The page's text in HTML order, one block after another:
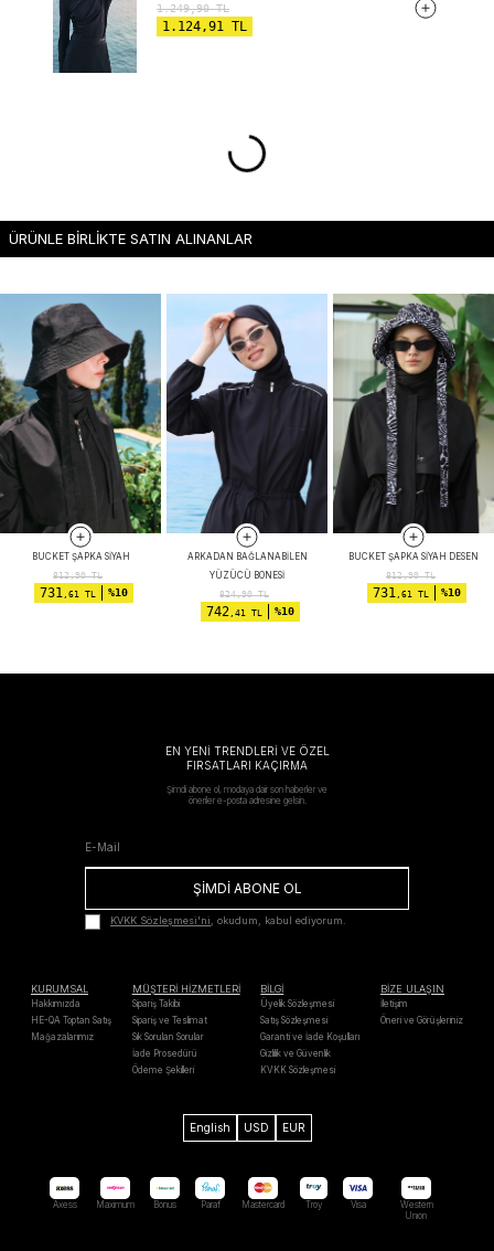
1.249,90TL
1.124,91 TL
ÜRÜNLE BİRLİKTE SATIN ALINANLAR
BUCKET ŞAPKA SIYAH
812,90TL
731,61 TL %10
ARKADAN BAĞLANABILEN
YÜZÜCÜ BONESI
824,90TL
742,41 TL %10
BUCKET ŞAPKA SIYAH DESEN
812,90TL
731,61 TL %10
EN YENİ TRENDLERİ VE ÖZEL
FIRSATLARI KAÇIRMA
Şimdi abone ol, modaya dair son haberler ve
öneriler e-posta adresine gelsin.
ŞİMDİ ABONE OL
KVKK Sözleşmesi'ni, okudum, kabul ediyorum.
KURUMSAL
Hakkımızda
HE-QA Toptan Satış
Mağazalarımız
MÜŞTERİ HİZMETLERİ
Sipariş Takibi
Sipariş ve Teslimat
Sık Sorulan Sorular
İade Prosedürü
Ödeme Şekilleri
BİLGİ
Üyelik Sözleşmesi
Satış Sözleşmesi
Garanti ve İade Koşulları
Gizlilik ve Güvenlik
KVKK Sözleşmesi
BİZE ULAŞIN
İletişim
Öneri ve Görüşleriniz
English USD EUR
Axess Maximum Bonus Paraf Mastercard Troy Visa
Western
Unıon